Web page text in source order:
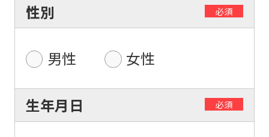
性別 必須
男性 女性
生年月日 必須